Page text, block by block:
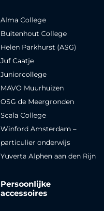
Alma College
Buitenhout College
Helen Parkhurst (ASG)
Juf Caatje
Juniorcollege
MAVO Muurhuizen
OSG de Meergronden
Scala College
Winford Amsterdam –
particulier onderwijs
Yuverta Alphen aan den Rijn
Persoonlijke
accessoires